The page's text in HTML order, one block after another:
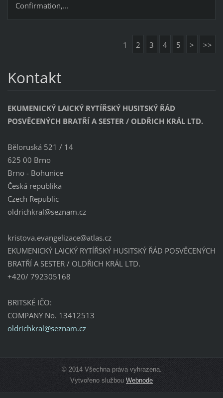
Confirmation,...
1 2 3 4 5 > >>
Kontakt
EKUMENICKÝ LAICKÝ RYTÍŘSKÝ HUSITSKÝ ŘÁD
POSVĚCENÝCH BRATŘÍ A SESTER / OLDŘICH KRÁL LTD.
Běloruská 521 / 14
625 00 Brno
Brno - Bohunice
Česká republika
Czech Republic
oldrichkral@seznam.cz
kristova.evangelizace@atlas.cz
EKUMENICKÝ LAICKÝ RYTÍŘSKÝ HUSITSKÝ ŘÁD POSVĚCENÝCH
BRATŘÍ A SESTER / OLDŘICH KRÁL LTD.
+420/ 792305168
BRITSKÉ IČO:
COMPANY No. 13412513
oldrichkral@seznam.cz
© 2014 Všechna práva vyhrazena.
Vytvořeno službou Webnode